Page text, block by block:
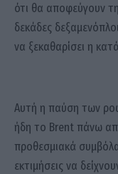
ότι θα αποφεύγουν
δεκάδες
να ξεκαθαρίσει η
Αυτή η παύση των
ήδη το Brent πάνω
προθεσμιακά
εκτιμήσεις να